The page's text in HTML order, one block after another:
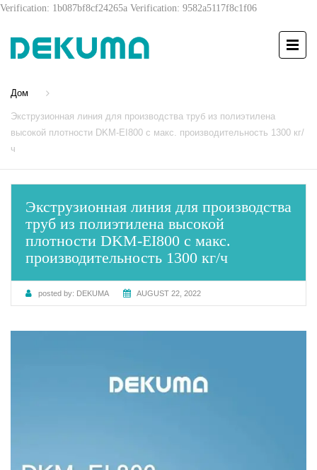
Verification: 1b087bf8cf24265a Verification: 9582a5117f8c1f06
Дом
Экструзионная линия для производства труб из полиэтилена
высокой плотности DKM-EI800 с макс. производительность 1300 кг/
ч
Экструзионная линия для производства
труб из полиэтилена высокой
плотности DKM-EI800 с макс.
производительность 1300 кг/ч
posted by: DEKUMA AUGUST 22, 2022